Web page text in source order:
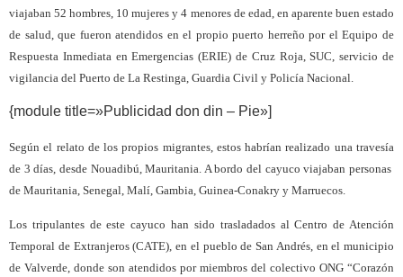
viajaban 52 hombres, 10 mujeres y 4 menores de edad, en aparente buen estado
de salud, que fueron atendidos en el propio puerto herreño por el Equipo de
Respuesta Inmediata en Emergencias (ERIE) de Cruz Roja, SUC, servicio de
vigilancia del Puerto de La Restinga, Guardia Civil y Policía Nacional.
{module title=»Publicidad don din – Pie»]
Según el relato de los propios migrantes, estos habrían realizado una travesía
de 3 días, desde Nouadibú, Mauritania. A bordo del cayuco viajaban personas
de Mauritania, Senegal, Malí, Gambia, Guinea-Conakry y Marruecos.
Los tripulantes de este cayuco han sido trasladados al Centro de Atención
Temporal de Extranjeros (CATE), en el pueblo de San Andrés, en el municipio
de Valverde, donde son atendidos por miembros del colectivo ONG “Corazón